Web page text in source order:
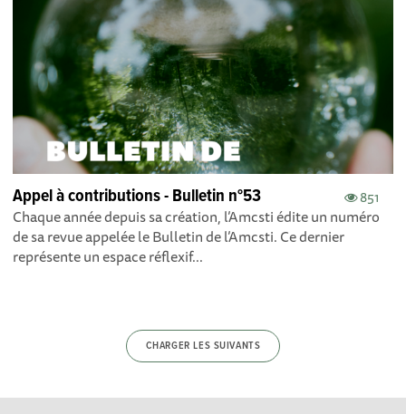
851
Appel à contributions - Bulletin n°53
Chaque année depuis sa création, l’Amcsti édite un numéro
de sa revue appelée le Bulletin de l’Amcsti. Ce dernier
représente un espace réflexif...
CHARGER LES SUIVANTS